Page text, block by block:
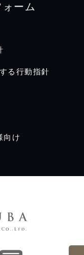
ーム
る行動指針
向け